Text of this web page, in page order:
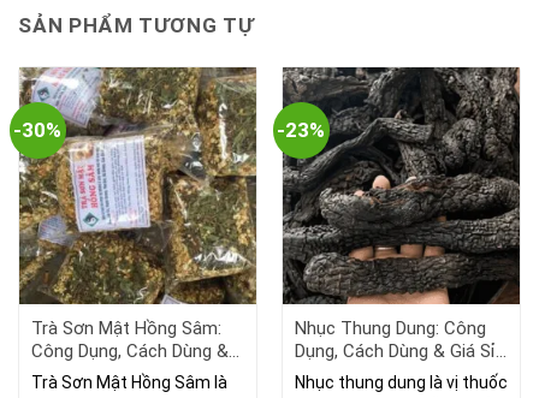
SẢN PHẨM TƯƠNG TỰ
-30%
Trà Sơn Mật Hồng Sâm:
Công Dụng, Cách Dùng &
Giá Sỉ Tận Gốc 2026
Trà Sơn Mật Hồng Sâm là
-23%
Nhục Thung Dung: Công
Dụng, Cách Dùng & Giá Sỉ
Tận Gốc 2026
Nhục thung dung là vị thuốc